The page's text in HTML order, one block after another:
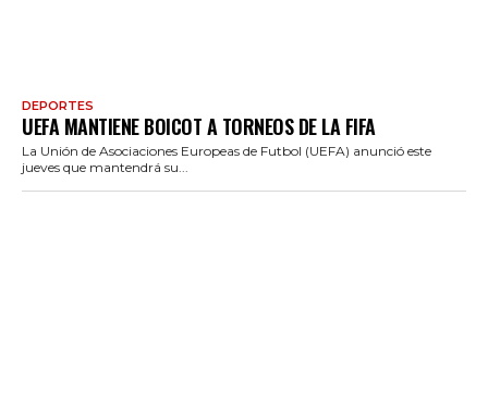
DEPORTES
UEFA MANTIENE BOICOT A TORNEOS DE LA FIFA
La Unión de Asociaciones Europeas de Futbol (UEFA) anunció este
jueves que mantendrá su...